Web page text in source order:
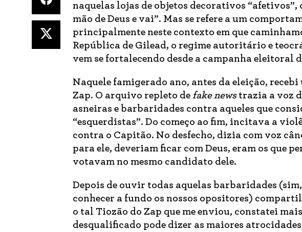
naquelas lojas de objetos decorativos
mão de Deus e vai”. Mas se refere a um
principalmente neste contexto em que
República de Gilead, o regime autoritário e
vem se fortalecendo desde a campanha eleitoral
Naquele famigerado ano, antes da eleição,
Zap. O arquivo repleto de fake newstrazia a voz
asneiras e barbaridades contra aqueles que
“esquerdistas”. Do começo ao fim, incitava a
contra o Capitão. No desfecho, dizia com voz
para ele, deveriam ficar com Deus, eram os que
votavam no mesmo candidato dele.
Depois de ouvir todas aquelas barbaridades
conhecer a fundo os nossos opositores)
o tal Tiozão do Zap que me enviou, constatei
desqualificado pode dizer as maiores